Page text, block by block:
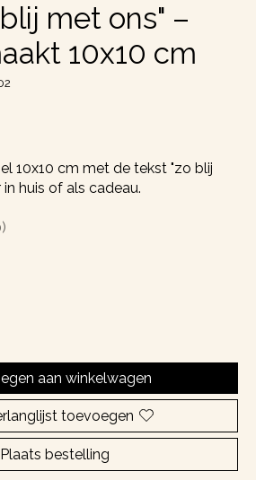
met ons" –
10x10 cm
10x10 cm met de tekst "zo blij
huis of als cadeau.
dit product is
aan winkelwagen
toevoegen
Plaats bestelling